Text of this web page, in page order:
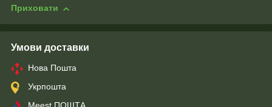
Приховати
Умови доставки
Нова Пошта
Укрпошта